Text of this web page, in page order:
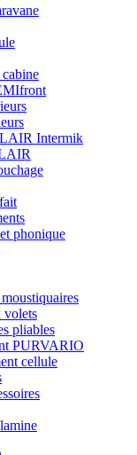
Intermik
phonique
volets
pliables
PURVARIO
cellule